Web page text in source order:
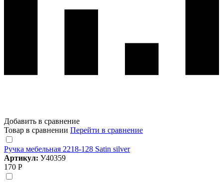
Добавить в сравнение
Товар в сравнении Перейти в сравнение
Ручка мебельная 2218-128 Satin silver
Артикул: У40359
170 Р